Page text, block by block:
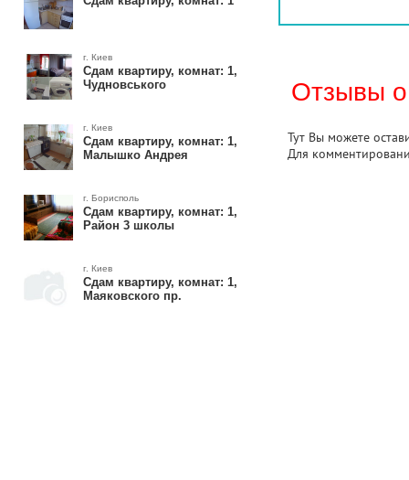
г. Киев
Сдам квартиру, комнат: 1,
Чудновського
г. Киев
Сдам квартиру, комнат: 1,
Малышко Андрея
г. Борисполь
Сдам квартиру, комнат: 1,
Район 3 школы
г. Киев
Сдам квартиру, комнат: 1,
Маяковского пр.
Отзывы о
Тут Вы можете
Для